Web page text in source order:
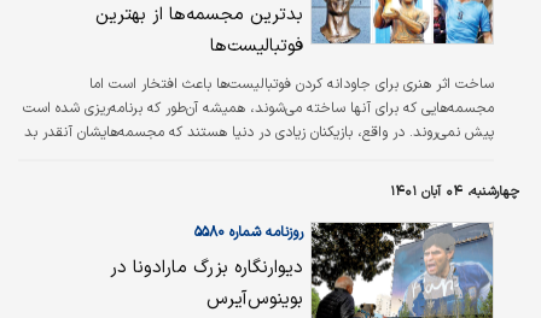
بدترین مجسمه‌ها از بهترین
فوتبالیست‌ها
ساخت اثر هنری برای جاودانه‌ کردن فوتبالیست‌ها باعث افتخار است اما
مجسمه‌هایی که برای آنها ساخته می‌شوند، همیشه آن‌طور که برنامه‌ریزی شده است
پیش نمی‌روند. در واقع، بازیکنان زیادی در دنیا هستند که مجسمه‌هایشان آنقدر بد
فوتبالیست‌ها می‌توان به مارادونا اشاره کرد. دیگو آرماندو مارادونا، اسطوره آرژانتین،
ممکن است از نظر بسیاری به عنوان بهترین بازیکن تاریخ فوتبال شناخته شود، اما
حتی سرسخت‌ترین طرفدار او هم مجسمه‌ای را که برای…
چهارشنبه، ۰۴ آبان ۱۴۰۱
روزنامه شماره ۵۵۸۰
دیوارنگاره بزرگ مارادونا در
بوینوس‌آیرس